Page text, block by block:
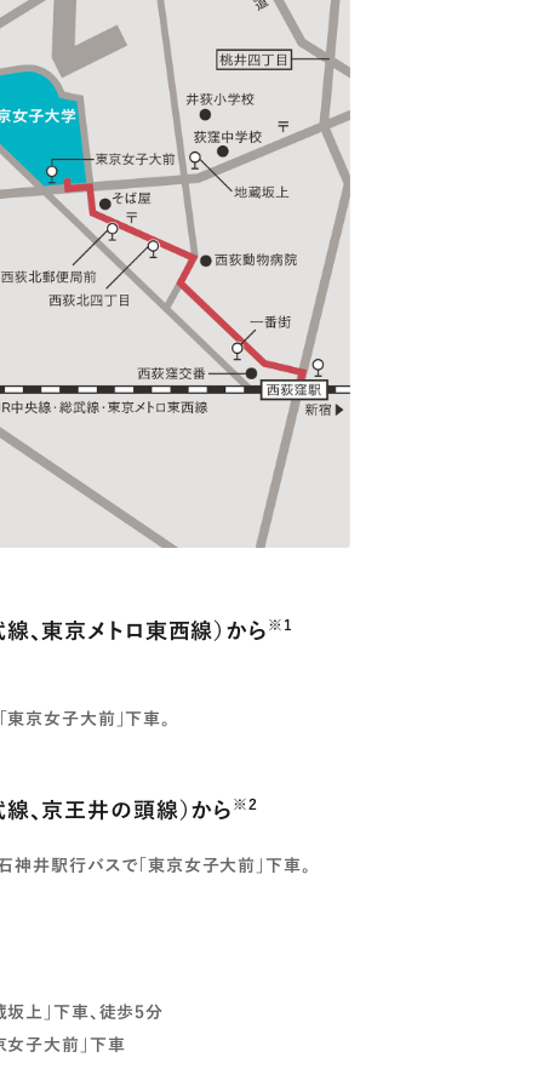
、東京メトロ東西線）から ※1
京女子大前」下車。
線、京王井の頭線）から ※2
神井駅行バスで「東京女子大前」下車。
坂上」下車、徒歩5分
女子大前」下車